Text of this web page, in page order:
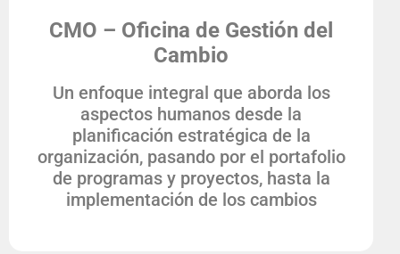
CMO – Oficina de Gestión del
Cambio
Un enfoque integral que aborda los
aspectos humanos desde la
planificación estratégica de la
organización, pasando por el portafolio
de programas y proyectos, hasta la
implementación de los cambios